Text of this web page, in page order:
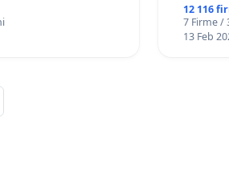
12 116
7 Firme /
13 Feb